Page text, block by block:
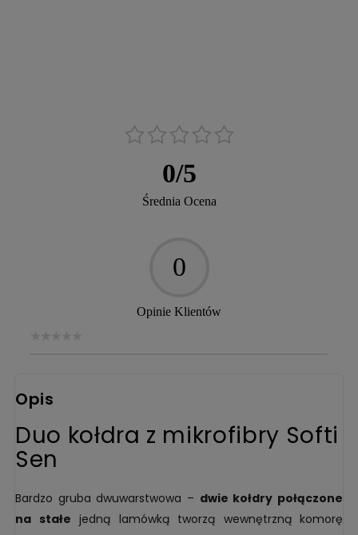
0/5
Średnia Ocena
0
Opinie Klientów
Opis
Duo kołdra z mikrofibry Softi
Sen
Bardzo gruba dwuwarstwowa – dwie kołdry połączone
na stałe jedną lamówką tworzą wewnętrzną komorę